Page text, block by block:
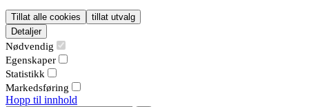
Tillat alle cookies
tillat utvalg
Detaljer
Nødvendig
Egenskaper
Statistikk
Markedsføring
Hopp til innhold